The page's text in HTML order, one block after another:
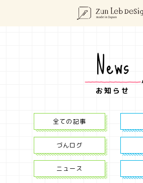
News
お知らせ
全ての記事
づんログ
ニュース